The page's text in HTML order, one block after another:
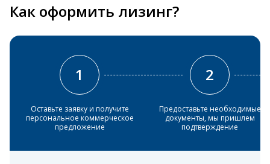
Как оформить лизинг?
1
Оставьте заявку и получите
персональное коммерческое
предложение
2
Предоставьте необходимые
документы, мы пришлем
подтверждение